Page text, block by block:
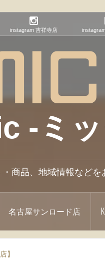
instagram 吉祥寺店
-ミ
商品、地域情報などを
名古屋サンロード店
】